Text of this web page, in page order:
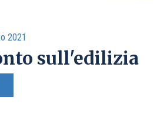
2021
sull'edilizia